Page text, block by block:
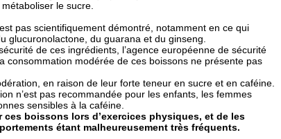
le sucre.
pas scientifiquement démontré, notamment en ce qui
glucuronolactone, du guarana et du ginseng.
de ces ingrédients, l’agence européenne de sécurité
consommation modérée de ces boissons ne présente pas
en raison de leur forte teneur en sucre et en caféine.
n’est pas recommandée pour les enfants, les femmes
sensibles à la caféine.
ces boissons lors d’exercices physiques, et de les
étant malheureusement très fréquents.